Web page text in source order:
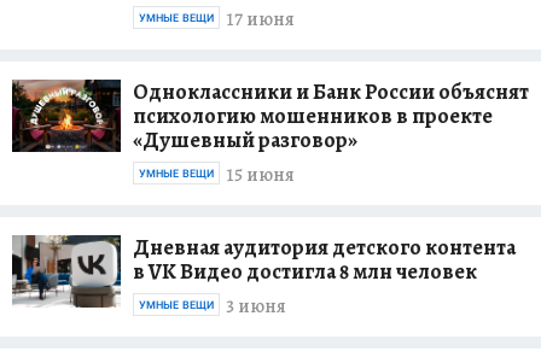
17 июня
УМНЫЕ ВЕЩИ
Одноклассники и Банк России объяснят
психологию мошенников в проекте
«Душевный разговор»
15 июня
УМНЫЕ ВЕЩИ
Дневная аудитория детского контента
в VK Видео достигла 8 млн человек
3 июня
УМНЫЕ ВЕЩИ